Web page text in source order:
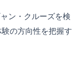
ン・クルーズを検
の方向性を把握す